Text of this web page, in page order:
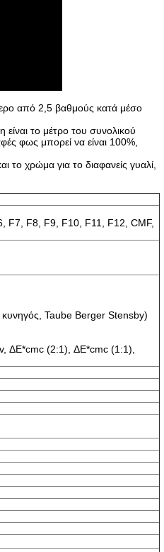
από 2,5 βαθμούς κατά μέσο
το μέτρο του συνολικού
φως μπορεί να είναι 100%,
το χρώμα για το διαφανείς γυαλί,
F7, F8, F9, F10, F11, F12, CMF,
Taube Berger Stensby)
ΔE*cmc (2:1), ΔE*cmc (1:1),